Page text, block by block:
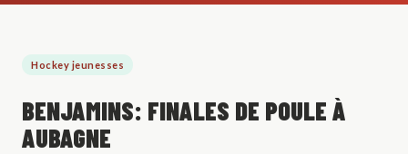
Hockey jeunesses
BENJAMINS: FINALES DE POULE À
AUBAGNE